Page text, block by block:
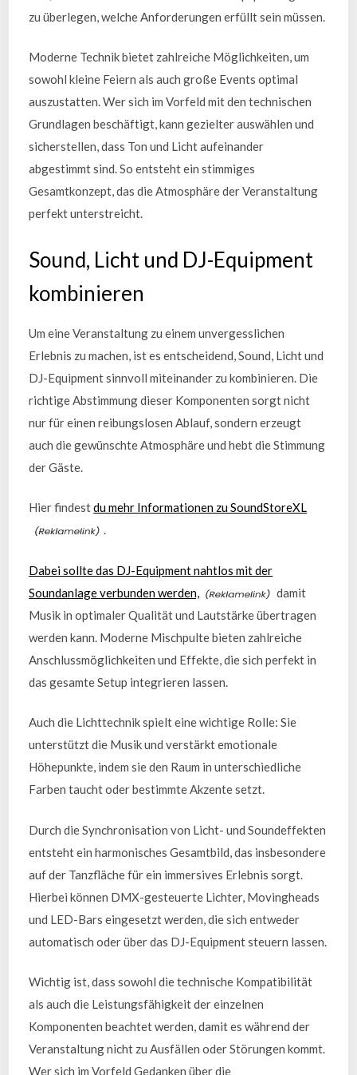
zu überlegen, welche Anforderungen erfüllt sein müssen.
Moderne Technik bietet zahlreiche Möglichkeiten, um
sowohl kleine Feiern als auch große Events optimal
auszustatten. Wer sich im Vorfeld mit den technischen
Grundlagen beschäftigt, kann gezielter auswählen und
sicherstellen, dass Ton und Licht aufeinander
abgestimmt sind. So entsteht ein stimmiges
Gesamtkonzept, das die Atmosphäre der Veranstaltung
perfekt unterstreicht.
Sound, Licht und DJ-Equipment
kombinieren
Um eine Veranstaltung zu einem unvergesslichen
Erlebnis zu machen, ist es entscheidend, Sound, Licht und
DJ-Equipment sinnvoll miteinander zu kombinieren. Die
richtige Abstimmung dieser Komponenten sorgt nicht
nur für einen reibungslosen Ablauf, sondern erzeugt
auch die gewünschte Atmosphäre und hebt die Stimmung
der Gäste.
Hier findestdu mehr Informationen zu SoundStoreXL
.
Dabei sollte das DJ-Equipment nahtlos mit der
Soundanlage verbunden werden,
damit
Musik in optimaler Qualität und Lautstärke übertragen
werden kann. Moderne Mischpulte bieten zahlreiche
Anschlussmöglichkeiten und Effekte, die sich perfekt in
das gesamte Setup integrieren lassen.
Auch die Lichttechnik spielt eine wichtige Rolle: Sie
unterstützt die Musik und verstärkt emotionale
Höhepunkte, indem sie den Raum in unterschiedliche
Farben taucht oder bestimmte Akzente setzt.
Durch die Synchronisation von Licht- und Soundeffekten
entsteht ein harmonisches Gesamtbild, das insbesondere
auf der Tanzfläche für ein immersives Erlebnis sorgt.
Hierbei können DMX-gesteuerte Lichter, Movingheads
und LED-Bars eingesetzt werden, die sich entweder
automatisch oder über das DJ-Equipment steuern lassen.
Wichtig ist, dass sowohl die technische Kompatibilität
als auch die Leistungsfähigkeit der einzelnen
Komponenten beachtet werden, damit es während der
Veranstaltung nicht zu Ausfällen oder Störungen kommt.
Wer sich im Vorfeld Gedanken über die